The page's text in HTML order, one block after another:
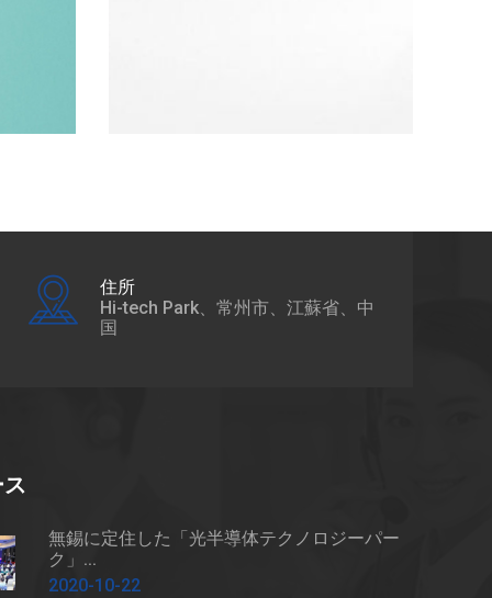
住所
Hi-tech Park、常州市、江蘇省、中
国
無錫に定住した「光半導体テクノロジーパー
ク」...
2020-10-22